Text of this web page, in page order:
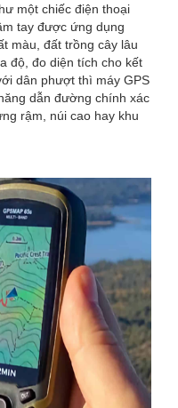
một chiếc điện thoại
tay được ứng dụng
màu, đất trồng cây lâu
độ, đo diện tích cho kết
dân phượt thì máy GPS
dẫn đường chính xác
rậm, núi cao hay khu